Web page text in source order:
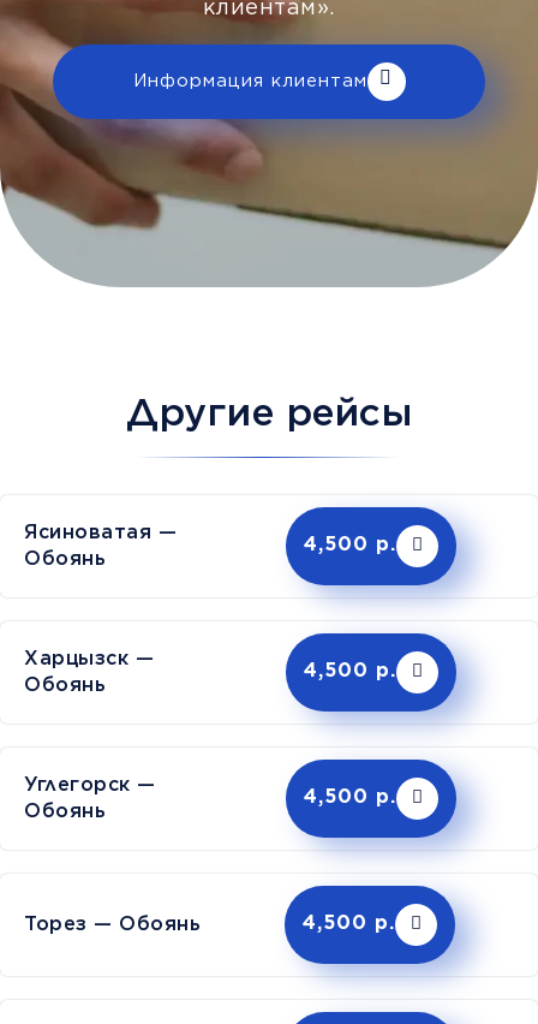
клиентам».
Информация клиентам
Другие рейсы
Ясиноватая —
Обоянь
4,500 р.
Харцызск —
Обоянь
4,500 р.
Углегорск —
Обоянь
4,500 р.
Торез — Обоянь 4,500 р.